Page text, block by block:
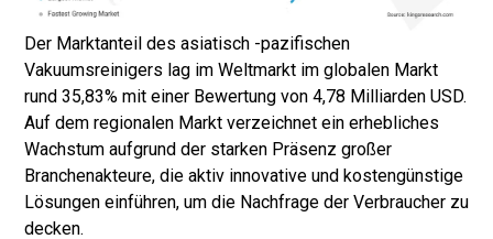
Der Marktanteil des asiatisch -pazifischen
Vakuumsreinigers lag im Weltmarkt im globalen Markt
rund 35,83% mit einer Bewertung von 4,78 Milliarden USD.
Auf dem regionalen Markt verzeichnet ein erhebliches
Wachstum aufgrund der starken Präsenz großer
Branchenakteure, die aktiv innovative und kostengünstige
Lösungen einführen, um die Nachfrage der Verbraucher zu
decken.